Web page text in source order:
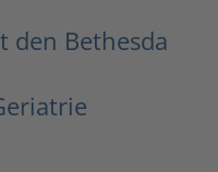
den Bethesda